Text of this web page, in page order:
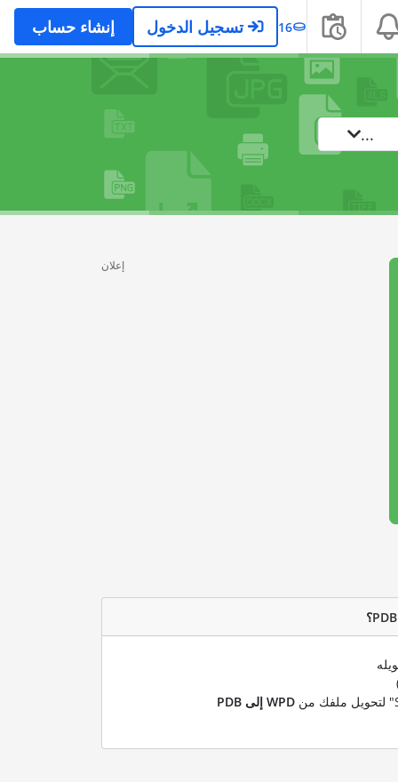
16 تسجيل الدخول إنشاء حساب
...
إعلان
WPD إلى PDB